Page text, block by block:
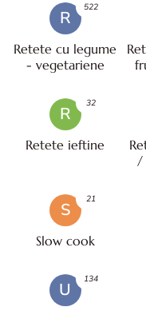
R
Retete cu legume
- vegetariene
522
R
Retete ieftine
32
/
S
Slow cook
21
U
134